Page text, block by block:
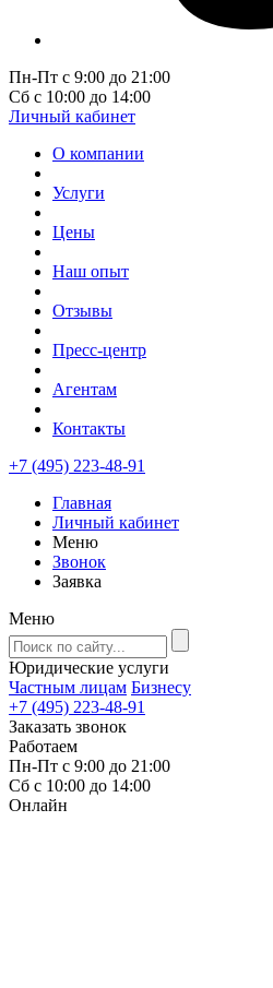
Пн-Пт с 9:00 до 21:00
Сб с 10:00 до 14:00
Личный кабинет
О компании
Услуги
Цены
Наш опыт
Отзывы
Пресс-центр
Агентам
Контакты
+7 (495) 223-48-91
Главная
Личный кабинет
Меню
Звонок
Заявка
Меню
Юридические услуги
Частным лицам Бизнесу
+7 (495) 223-48-91
Заказать звонок
Работаем
Пн-Пт с 9:00 до 21:00
Сб с 10:00 до 14:00
Онлайн